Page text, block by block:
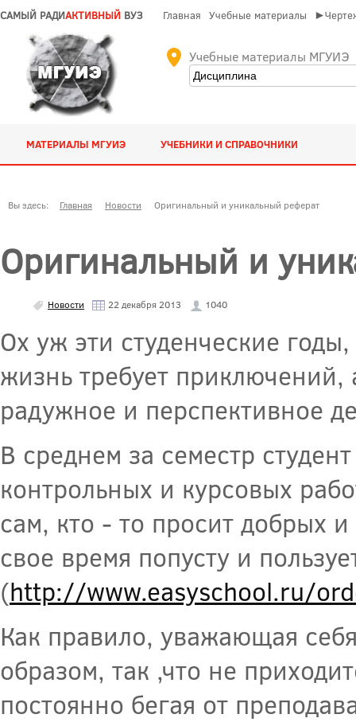
САМЫЙ РАДИАКТИВНЫЙ ВУЗ Главная Учебные материалы
Учебные материалы МГУИЭ
МАТЕРИАЛЫ МГУИЭ УЧЕБНИКИ И СПРАВОЧНИКИ
Вы здесь: Главная Новости Оригинальный и уникальный реферат
Оригинальный и
Новости 22 декабря 2013 1040
Ох уж эти студенческие
жизнь требует
радужное и перспективное
В среднем за семестр
контрольных и курсовых
сам, кто - то просит добрых
свое время попусту и
(http://www.easyschool.ru/
Как правило, уважающая
образом, так ,что не
постоянно бегая от